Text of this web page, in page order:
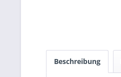
Beschreibung